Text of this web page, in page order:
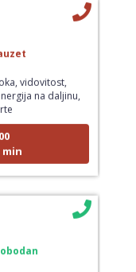
vidovitost,
na daljinu,
numerologija,